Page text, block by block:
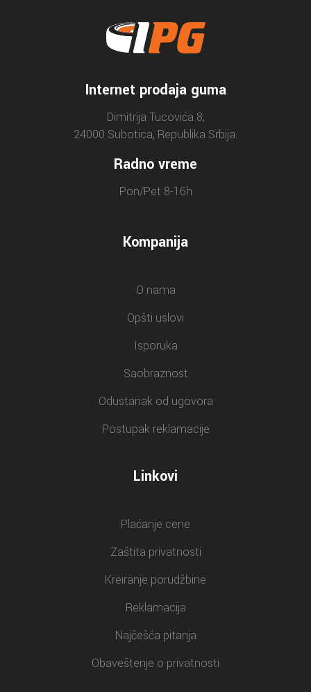
Internet prodaja guma
Dimitrija Tucovića 8,
24000 Subotica, Republika Srbija.
Radno vreme
Pon/Pet 8-16h
Kompanija
O nama
Opšti uslovi
Isporuka
Saobraznost
Odustanak od ugovora
Postupak reklamacije
Linkovi
Plaćanje cene
Zaštita privatnosti
Kreiranje porudžbine
Reklamacija
Najčešća pitanja
Obaveštenje o privatnosti